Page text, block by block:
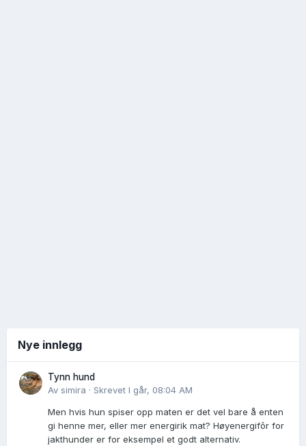
Nye innlegg
Tynn hund
Av simira · Skrevet I går, 08:04 AM
Men hvis hun spiser opp maten er det vel bare å enten
gi henne mer, eller mer energirik mat? Høyenergifôr for
jakthunder er for eksempel et godt alternativ.